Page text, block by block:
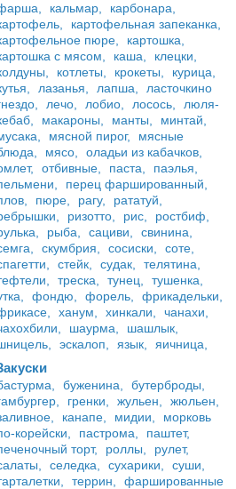
кальмар,
карбонара,
картофельная запеканка,
пюре,
картошка,
с мясом,
каша,
клецки,
котлеты, крокеты,
курица,
лазанья, лапша,
ласточкино
лечо, лобио, лосось,
люля-
макароны, манты,
минтай,
мясной пирог,
мясные
мясо,
оладьи из кабачков,
отбивные, паста,
паэлья,
перец фаршированный,
пюре, рагу,
рататуй,
ризотто, рис,
ростбиф,
рыба, сациви,
свинина,
скумбрия, сосиски,
соте,
стейк, судак,
телятина,
треска, тунец,
тушенка,
фондю, форель,
фрикадельки,
ханум, хинкали,
чанахи,
шаурма,
шашлык,
эскалоп, язык, яичница,
буженина,
бутерброды,
гренки, жульен,
жюльен,
канапе, мидии,
морковь
корейски,
пастрома,
паштет,
торт,
роллы,
рулет,
селедка, сухарики,
суши,
террин,
фаршированные